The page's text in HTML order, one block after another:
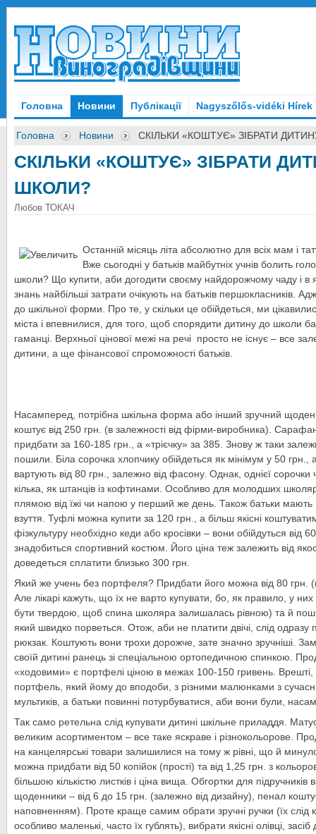
Головна Новини Публікації Nagyszőlős-vidéki Hírek
Головна Новини СКІЛЬКИ «КОШТУЄ» ЗІБРАТИ
СКІЛЬКИ «КОШТУЄ» ЗІБРАТИ
ШКОЛИ?
Любов ТОКАЧ
Останній місяць літа абсолютно для всіх мам і
Вже сьогодні у батьків майбутніх учнів болить
школи? Що купити, аби догодити своєму найдорожчому чаду і в
знань найбільші затрати очікують на батьків першокласників.
до шкільної форми. Про те, у скільки це обійдеться, ми
міста і впевнилися, для того, щоб спорядити дитину до школи
гаманці. Верхньої цінової межі на речі просто не існує – все
дитини, а ще фінансової спроможності батьків.
Насамперед, потрібна шкільна форма або інший зручний
коштує від 250 грн. (в залежності від фірми-виробника).
придбати за 160-185 грн., а «трієчку» за 385. Знову ж таки
пошили. Біла сорочка хлопчику обійдеться як мінімум у 50 грн.,
вартують від 80 грн., залежно від фасону. Однак, однієї сорочки
кілька, як штанців із кофтинами. Особливо для молодших
плямою від їжі чи напою у перший же день. Також батьки мають
взуття. Туфлі можна купити за 120 грн., а більш якісні
фізкультуру необхідно кеди або кросівки – вони обійдуться від
знадобиться спортивний костюм. Його ціна теж залежить від
доведеться сплатити близько 300 грн.
Який же учень без портфеля? Придбати його можна від 80 грн.
Але лікарі кажуть, що їх не варто купувати, бо, як правило, у
бути твердою, щоб спина школяра залишалась рівною) та й
який швидко порветься. Отож, аби не платити двічі, слід одразу
рюкзак. Коштують вони трохи дорожче, зате значно зручніші.
своїй дитині ранець зі спеціальною ортопедичною спинкою.
«ходовими» є портфелі ціною в межах 100-150 гривень.
портфель, який йому до вподоби, з різними малюнками з
мультиків, а батьки повинні потурбуватися, аби вони були,
Так само ретельна слід купувати дитині шкільне приладдя.
великим асортиментом – все таке яскраве і різнокольорове.
на канцелярські товари залишилися на тому ж рівні, що й
можна придбати від 50 копійок (прості) та від 1,25 грн. з
більшою кількістю листків і ціна вища. Обгортки для
щоденники – від 6 до 15 грн. (залежно від дизайну), пенал
наповненням). Проте краще самим обрати зручні ручки (їх слід
особливо маленькі, часто їх гублять), вибрати якісні олівці,